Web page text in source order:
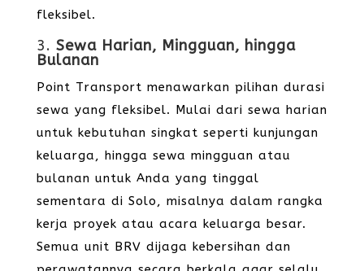
fleksibel.
3. Sewa Harian, Mingguan, hingga
Bulanan
Point Transport menawarkan pilihan durasi
sewa yang fleksibel. Mulai dari sewa harian
untuk kebutuhan singkat seperti kunjungan
keluarga, hingga sewa mingguan atau
bulanan untuk Anda yang tinggal
sementara di Solo, misalnya dalam rangka
kerja proyek atau acara keluarga besar.
Semua unit BRV dijaga kebersihan dan